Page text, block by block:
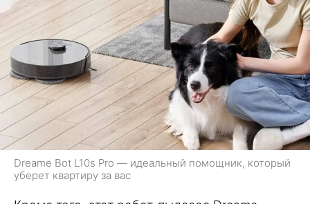
Dreame Bot L10s Pro — идеальный помощник, который
уберет квартиру за вас